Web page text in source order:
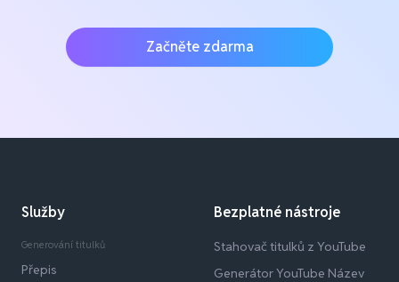
Začněte zdarma
Služby
Generování titulků
Přepis
Bezplatné nástroje
Stahovač titulků z YouTube
Generátor YouTube Název